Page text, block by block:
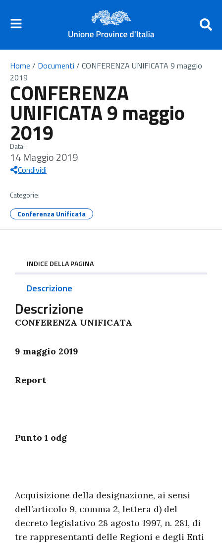
Home / Documenti / CONFERENZA UNIFICATA 9 maggio
2019
CONFERENZA
UNIFICATA 9 maggio
2019
Data:
14 Maggio 2019
Condividi
Categorie:
Conferenza Unificata
INDICE DELLA PAGINA
Descrizione
Descrizione
CONFERENZA UNIFICATA
9 maggio 2019
Report
Punto 1 odg
Acquisizione della designazione, ai sensi
dell’articolo 9, comma 2, lettera d) del
decreto legislativo 28 agosto 1997, n. 281, di
tre rappresentanti delle Regioni e degli Enti